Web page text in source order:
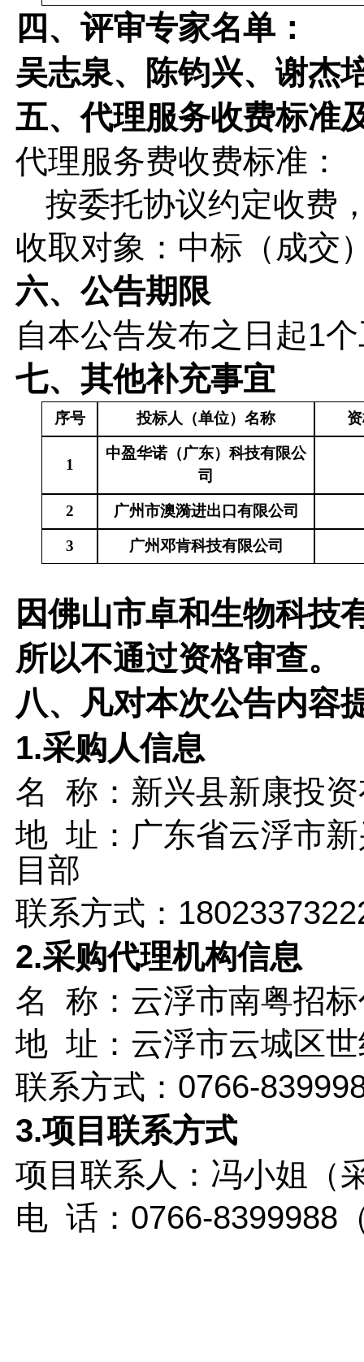
四、评审专家名单：
吴志泉、陈钧兴、谢杰
五、代理服务收费标准
代理服务费收费标准：
按委托协议约定收费
收取对象：中标（成交
六、公告期限
自本公告发布之日起1
七、其他补充事宜
序号 投标人（单位）名称
1
中盈华诺（广东）科技有限公
司
2 广州市澳漪进出口有限公司
3 广州邓肯科技有限公司
因佛山市卓和生物科技
所以不通过资格审查。
八、凡对本次公告内容
1.采购人信息
名
称：新兴县新康投
地 址：广东省云浮市
目部
联系方式：
2.采购代理机构信息
名
称：云浮市南粤招
地 址：云浮市云城区
联系方式： 0766-
3.项目联系方式
项目联系人：冯小姐（
电 话：0766-8399988